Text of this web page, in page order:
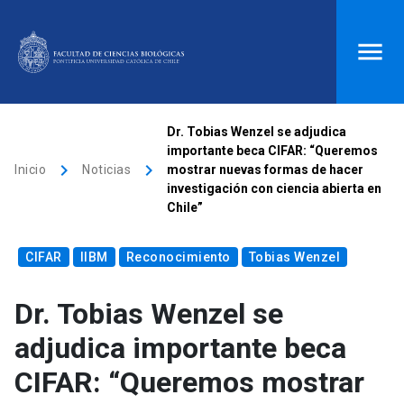
Donaciones launch
Correo
Quiénes somos
Inicio keyboard_arrow_right Noticias keyboard_arrow_right
Dr. Tobias Wenzel se adjudica
importante beca CIFAR: “Queremos
mostrar nuevas formas de hacer
investigación con ciencia abierta en
Chile”
CIFAR IIBM Reconocimiento Tobias Wenzel
Dr. Tobias Wenzel se
adjudica importante beca
CIFAR: “Queremos mostrar